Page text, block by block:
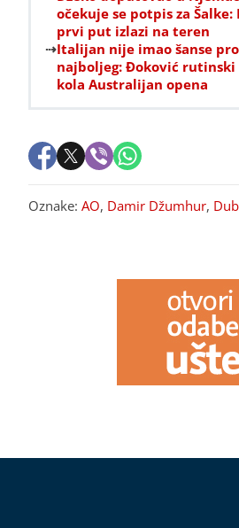
očekuje se potpis za Šalke:
prvi put izlazi na teren
Italijan nije imao šanse
najboljeg: Đoković rutinski
kola Australijan opena
Oznake: AO, Damir Džumhur,